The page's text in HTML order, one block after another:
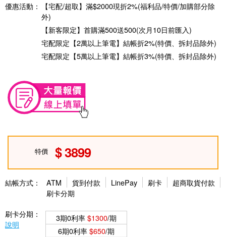
優惠活動：
【宅配/超取】滿$2000現折2%(福利品/特價/加購部分除
外)
【新客限定】首購滿500送500(次月10日前匯入)
宅配限定【2萬以上筆電】結帳折2%(特價、拆封品除外)
宅配限定【5萬以上筆電】結帳折3%(特價、拆封品除外)
特價 3899
結帳方式： ATM 貨到付款 LinePay 刷卡
超商取貨付款
刷卡分期
刷卡分期：
說明
3期0利率$1300/期
6期0利率$650/期